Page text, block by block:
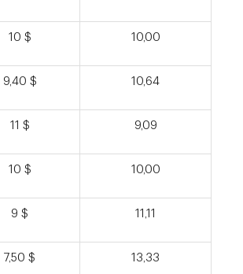
10 $ 10,00
9,40 $ 10,64
11 $ 9,09
10 $ 10,00
9 $ 11,11
7,50 $ 13,33